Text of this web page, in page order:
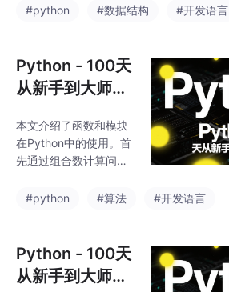
是大小写转换相关操
有操作都会生成新字符
串而不会改变原字符
合，字典能更清晰地表
或dict()创建，键必须是
不可变类型（如字符
串、数字、元组），而
用操作包括成员检查（i
n）、索引访问（[]）、
遍历键值对（items()）
update()、keys()、val
#python #数据结构 #开发语言
Python - 100天
从新手到大师：
模块
本文介绍了函数和模块
在Python中的使用。首
先通过组合数计算问题
如何通过定义函数解决
法、参数传递（包括位
置参数、关键字参数、
强制位置参数和命名关
#python #算法 #开发语言
Python - 100天
从新手到大师：